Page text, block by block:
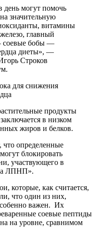
значительную
витамины
главный
соевые бобы —
диеты», —
Строков
для снижения
продукты
в низком
жиров и белков.
блокировать
участвующего в
ЛПНП».
которые, как считается,
что один из них,
важен. Их
соевые пептиды
на уровне, сравнимом